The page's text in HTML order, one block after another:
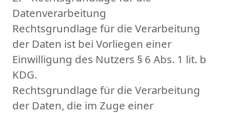
Datenverarbeitung
Rechtsgrundlage für die Verarbeitung
der Daten ist bei Vorliegen einer
Einwilligung des Nutzers § 6 Abs. 1 lit. b
KDG.
Rechtsgrundlage für die Verarbeitung
der Daten, die im Zuge einer